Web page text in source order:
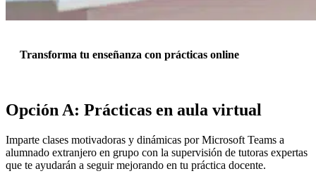
Transforma tu enseñanza con prácticas online
Opción A: Prácticas en aula virtual
Imparte clases motivadoras y dinámicas por Microsoft Teams a
alumnado extranjero en grupo con la supervisión de tutoras expertas
que te ayudarán a seguir mejorando en tu práctica docente.